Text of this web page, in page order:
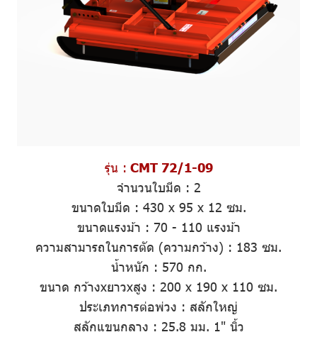
รุ่น : CMT 72/1-09
จำนวนใบมีด : 2
ขนาดใบมีด : 430 x 95 x 12 ซม.
ขนาดแรงม้า : 70 - 110 แรงม้า
ความสามารถในการตัด (ความกว้าง) : 183 ซม.
น้ำหนัก : 570 กก.
ขนาด กว้างxยาวxสูง : 200 x 190 x 110 ซม.
ประเภทการต่อพ่วง : สลักใหญ่
สลักแขนกลาง : 25.8 มม. 1" นิ้ว